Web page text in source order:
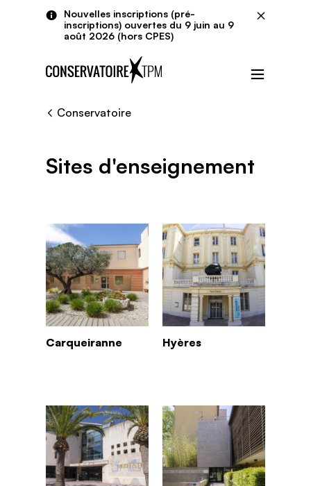
Aller au contenu principalNouvelles inscriptions (pré-
inscriptions) ouvertes du 9 juin au 9
août 2026 (hors CPES)
Fermer
Conservatoire
Sites d'enseignement
Carqueiranne Hyères
Panneau de gestion des cookies